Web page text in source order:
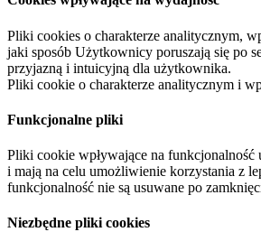
Pliki cookies o charakterze analitycznym,
jaki sposób Użytkownicy poruszają się po
przyjazną i intuicyjną dla użytkownika.
Pliki cookie o charakterze analitycznym i
Funkcjonalne pliki
Pliki cookie wpływające na
i mają na celu umożliwienie korzystania z
funkcjonalność nie są usuwane po
Niezbędne pliki cookies